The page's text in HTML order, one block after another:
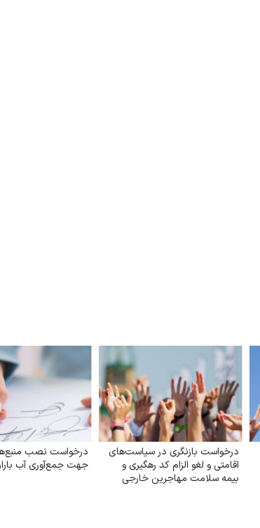
درخواست بازنگری در سیاست‌های
اقامتی و لغو الزام کد رهگیری و
بیمه سلامت مهاجرین خارجی
درخواست نصب
جهت جمع‌آوری آب